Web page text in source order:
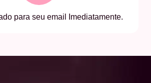
para seu email Imediatamente.